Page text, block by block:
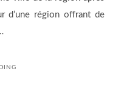
d’une région offrant de